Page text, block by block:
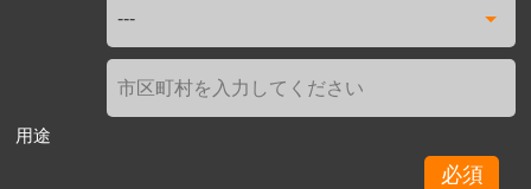
用途
必須